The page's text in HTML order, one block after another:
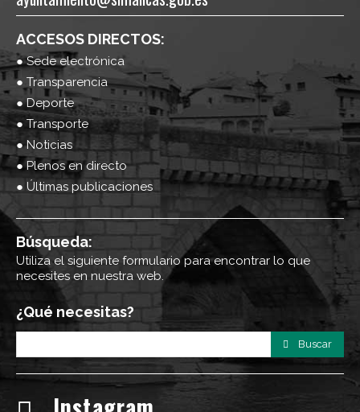
ACCESOS DIRECTOS:
● Sede electrónica
● Transparencia
● Deporte
● Transporte
● Noticias
● Plenos en directo
● Últimas publicaciones
Búsqueda:
Utiliza el siguiente formulario para encontrar lo que
necesites en nuestra web.
¿Qué necesitas?
Buscar